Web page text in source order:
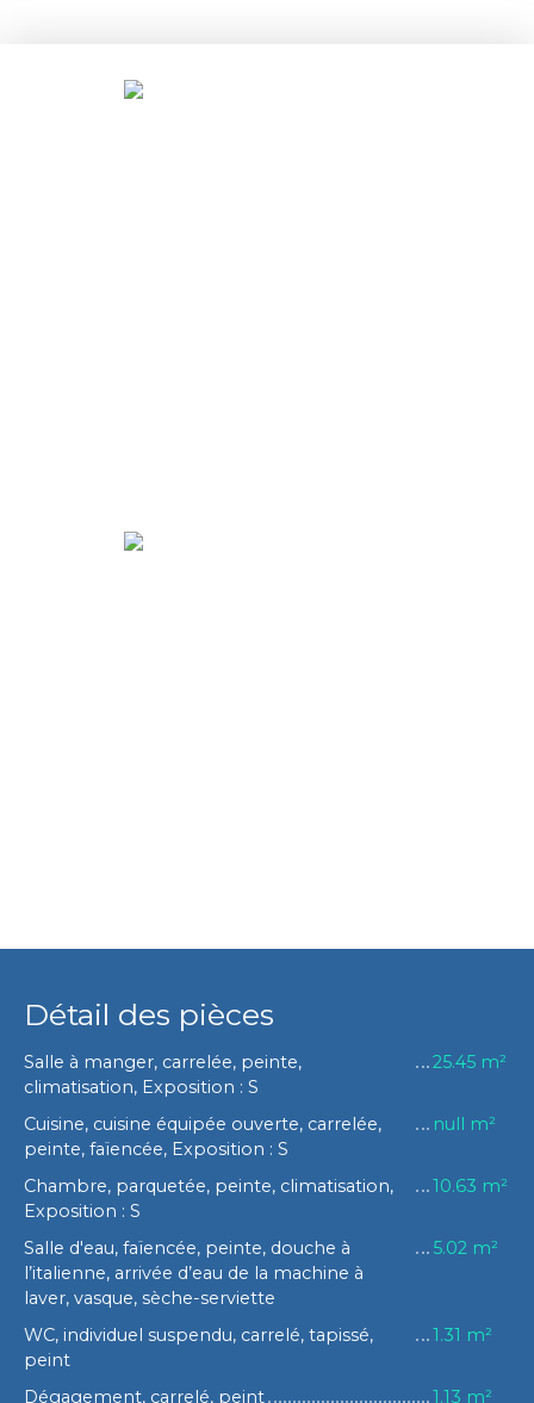
Détail des pièces
Salle à manger, carrelée, peinte,
climatisation, Exposition : S
25.45 m²
Cuisine, cuisine équipée ouverte, carrelée,
peinte, faïencée, Exposition : S
null m²
Chambre, parquetée, peinte, climatisation,
Exposition : S
10.63 m²
Salle d'eau, faïencée, peinte, douche à
l’italienne, arrivée d’eau de la machine à
laver, vasque, sèche-serviette
5.02 m²
WC, individuel suspendu, carrelé, tapissé,
peint
1.31 m²
Dégagement, carrelé, peint 1.13 m²